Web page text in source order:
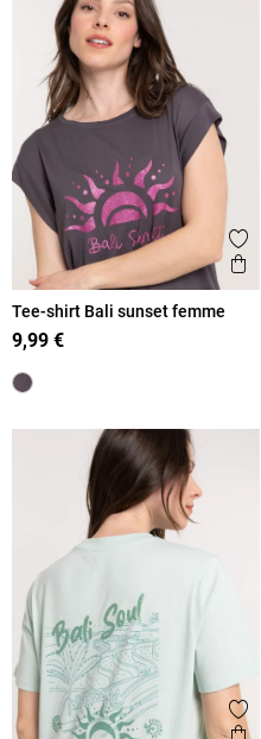
Tee-shirt Bali sunset femme
9,99 €